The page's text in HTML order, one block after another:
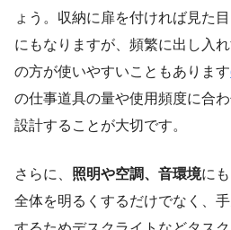
ょう。収納に扉を付ければ見た
にもなりますが、頻繁に出し入
の方が使いやすいこともあります
の仕事道具の量や使用頻度に合
設計することが大切です。
さらに、 照明や空調、音環境に
全体を明るくするだけでなく、